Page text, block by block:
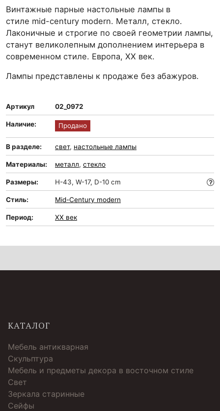
Винтажные парные настольные лампы в
стиле mid-century modern. Металл, стекло.
Лаконичные и строгие по своей геометрии лампы,
станут великолепным дополнением интерьера в
современном стиле. Европа, ХХ век.
Лампы представлены к продаже без абажуров.
Артикул 02_0972
Наличие: Продано
В разделе: свет, настольные лампы
Материалы: металл, стекло
Размеры: H-43, W-17, D-10 cm
Стиль: Mid-Сentury modern
Период: XX век
КАТАЛОГ
Мебель антикварная
Скульптура
Мебель и предметы декора в восточном стиле
Свет
Зеркала старинные
Cейфы